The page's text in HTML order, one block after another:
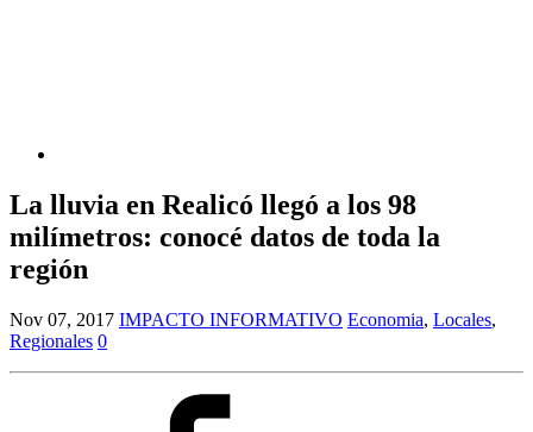
La lluvia en Realicó llegó a los 98
milímetros: conocé datos de toda la
región
Nov 07, 2017 IMPACTO INFORMATIVO Economia, Locales,
Regionales 0